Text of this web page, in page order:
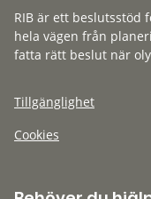
RIB är ett beslutsstöd
hela vägen från
fatta rätt beslut när
Tillgänglighet
Cookies